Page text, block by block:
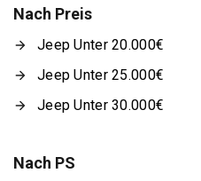
Nach Preis
Jeep Unter 20.000€
Jeep Unter 25.000€
Jeep Unter 30.000€
Nach PS